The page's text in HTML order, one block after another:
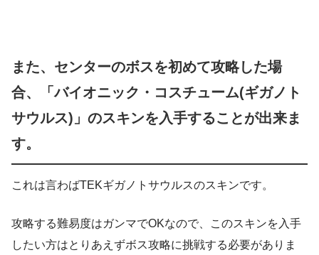
また、センターのボスを初めて攻略した場
合、「バイオニック・コスチューム(ギガノト
サウルス)」のスキンを入手することが出来ま
す。
これは言わばTEKギガノトサウルスのスキンです。
攻略する難易度はガンマでOKなので、このスキンを入手
したい方はとりあえずボス攻略に挑戦する必要がありま